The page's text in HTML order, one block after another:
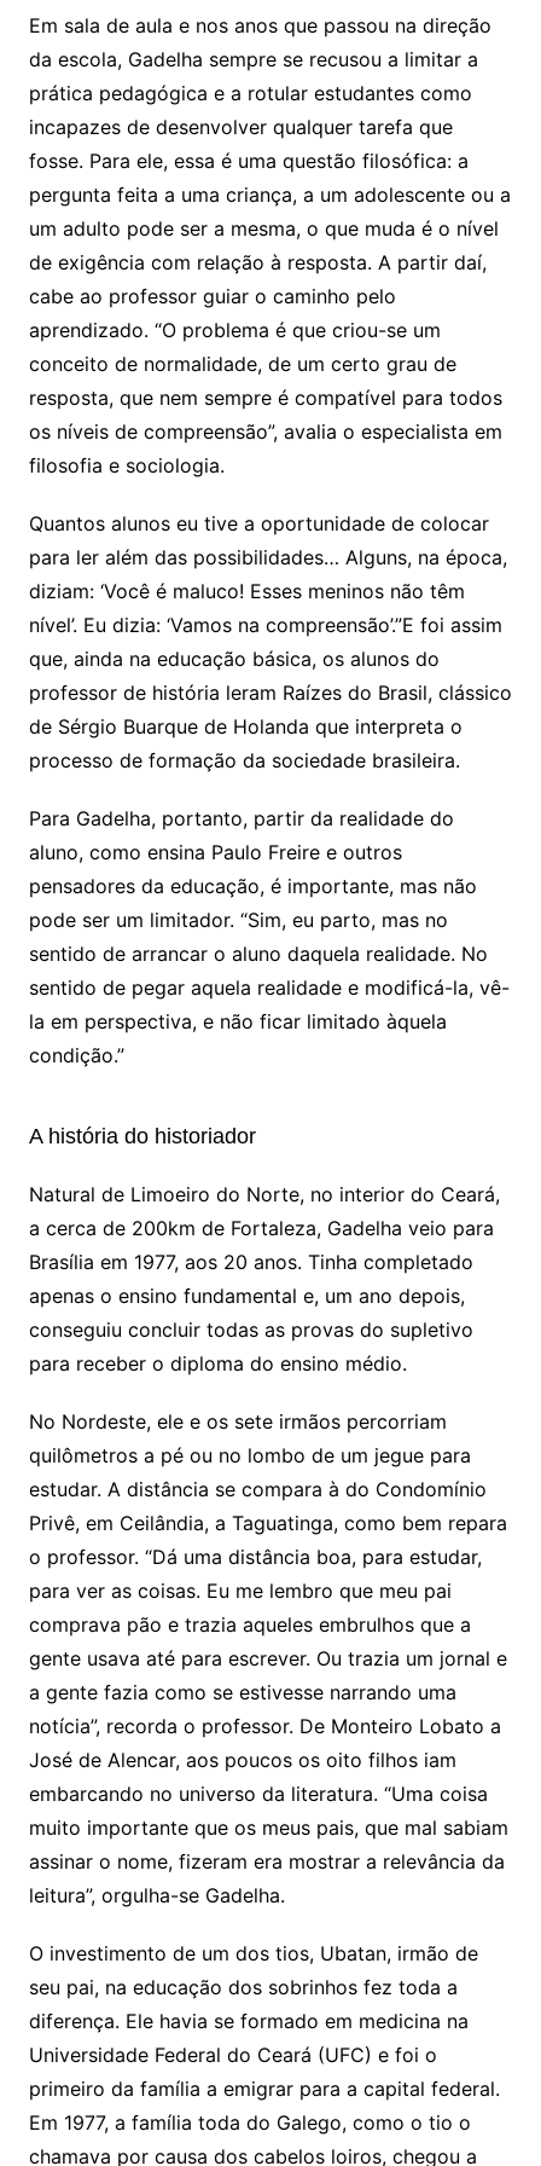
Em sala de aula e nos anos que passou na direção
da escola, Gadelha sempre se recusou a limitar a
prática pedagógica e a rotular estudantes como
incapazes de desenvolver qualquer tarefa que
fosse. Para ele, essa é uma questão filosófica: a
pergunta feita a uma criança, a um adolescente ou a
um adulto pode ser a mesma, o que muda é o nível
de exigência com relação à resposta. A partir daí,
cabe ao professor guiar o caminho pelo
aprendizado. “O problema é que criou-se um
conceito de normalidade, de um certo grau de
resposta, que nem sempre é compatível para todos
os níveis de compreensão”, avalia o especialista em
filosofia e sociologia.
Quantos alunos eu tive a oportunidade de colocar
para ler além das possibilidades… Alguns, na época,
diziam: ‘Você é maluco! Esses meninos não têm
nível’. Eu dizia: ‘Vamos na compreensão’.”E foi assim
que, ainda na educação básica, os alunos do
professor de história leram Raízes do Brasil, clássico
de Sérgio Buarque de Holanda que interpreta o
processo de formação da sociedade brasileira.
Para Gadelha, portanto, partir da realidade do
aluno, como ensina Paulo Freire e outros
pensadores da educação, é importante, mas não
pode ser um limitador. “Sim, eu parto, mas no
sentido de arrancar o aluno daquela realidade. No
sentido de pegar aquela realidade e modificá-la, vê-
la em perspectiva, e não ficar limitado àquela
condição.”
A história do historiador
Natural de Limoeiro do Norte, no interior do Ceará,
a cerca de 200km de Fortaleza, Gadelha veio para
Brasília em 1977, aos 20 anos. Tinha completado
apenas o ensino fundamental e, um ano depois,
conseguiu concluir todas as provas do supletivo
para receber o diploma do ensino médio.
No Nordeste, ele e os sete irmãos percorriam
quilômetros a pé ou no lombo de um jegue para
estudar. A distância se compara à do Condomínio
Privê, em Ceilândia, a Taguatinga, como bem repara
o professor. “Dá uma distância boa, para estudar,
para ver as coisas. Eu me lembro que meu pai
comprava pão e trazia aqueles embrulhos que a
gente usava até para escrever. Ou trazia um jornal e
a gente fazia como se estivesse narrando uma
notícia”, recorda o professor. De Monteiro Lobato a
José de Alencar, aos poucos os oito filhos iam
embarcando no universo da literatura. “Uma coisa
muito importante que os meus pais, que mal sabiam
assinar o nome, fizeram era mostrar a relevância da
leitura”, orgulha-se Gadelha.
O investimento de um dos tios, Ubatan, irmão de
seu pai, na educação dos sobrinhos fez toda a
diferença. Ele havia se formado em medicina na
Universidade Federal do Ceará (UFC) e foi o
primeiro da família a emigrar para a capital federal.
Em 1977, a família toda do Galego, como o tio o
chamava por causa dos cabelos loiros, chegou a